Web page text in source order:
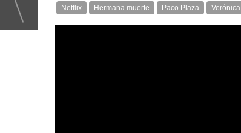
Netflix Hermana muerte Paco Plaza Verónica